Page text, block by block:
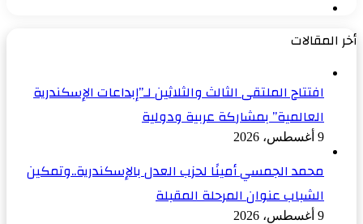
أخر المقالات
افتتاح الملتقى الثالث والثلاثين لـ”إبداعات الإسكندرية
العالمية” بمشاركة عربية ودولية
9 أغسطس، 2026
محمد الجمسي أمينًا لحزب العدل بالإسكندرية..وتمكين
الشباب عنوان المرحلة المقبلة
9 أغسطس، 2026